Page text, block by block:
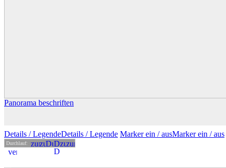
Panorama beschriften
Details / LegendeDetails /Legende Marker ein /ausMarkerein / aus
Durchlauf: